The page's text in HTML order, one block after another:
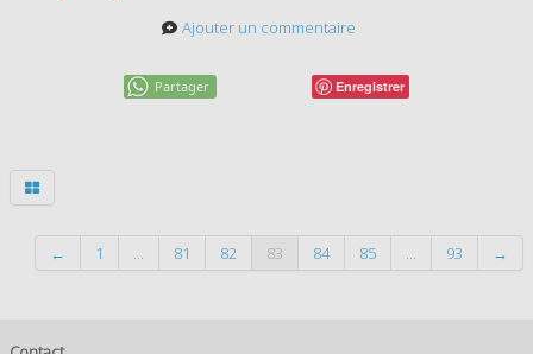
Ajouter un commentaire
Partager Enregistrer
← 1 81 82 83 84 85 93 →